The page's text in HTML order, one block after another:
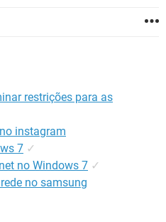
restrições para as
instagram
7 ✓
no Windows 7 ✓
no samsung